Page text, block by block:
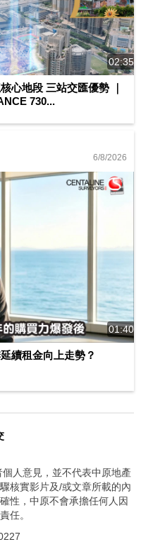
02:35
心地段 三站交匯優勢 ｜
730...
6/8/2026
01:40
續租金向上走勢？
人意見，並不代表中原地產
核實影片及/或文章所載的內
性，中原不會承擔任何人因
任。